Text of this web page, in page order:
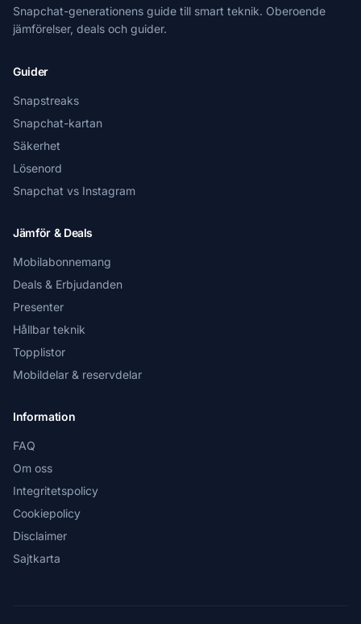
Snapchat-generationens guide till smart teknik. Oberoende
jämförelser, deals och guider.
Guider
Snapstreaks
Snapchat-kartan
Säkerhet
Lösenord
Snapchat vs Instagram
Jämför & Deals
Mobilabonnemang
Deals & Erbjudanden
Presenter
Hållbar teknik
Topplistor
Mobildelar & reservdelar
Information
FAQ
Om oss
Integritetspolicy
Cookiepolicy
Disclaimer
Sajtkarta